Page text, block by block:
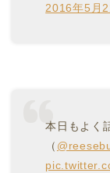
2016年5月
本日もよく
（